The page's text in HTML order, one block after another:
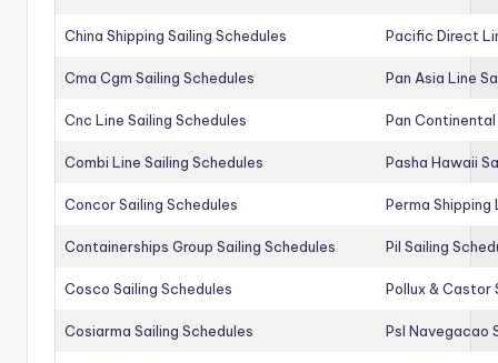
China Shipping Sailing Schedules Pacific Direct
Cma Cgm Sailing Schedules Pan Asia Line
Cnc Line Sailing Schedules Pan Continental
Combi Line Sailing Schedules Pasha Hawaii
Concor Sailing Schedules Perma Shipping
Containerships Group Sailing Schedules Pil Sailing
Cosco Sailing Schedules Pollux & Castor
Cosiarma Sailing Schedules Psl Navegacao